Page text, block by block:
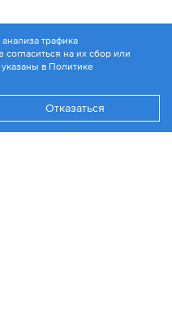
Плюс»
трафика
на их сбор или
в Политике
Отказаться